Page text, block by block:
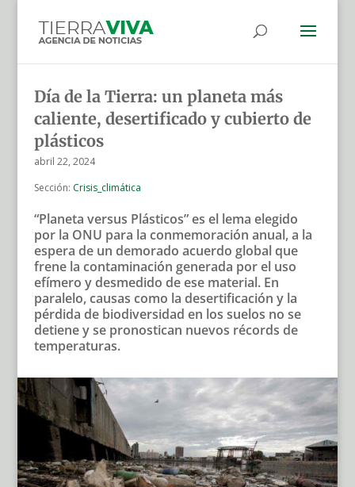
Día de la Tierra: un planeta más
caliente, desertificado y cubierto de
plásticos
abril 22, 2024
Sección: Crisis_climática
“Planeta versus Plásticos” es el lema elegido
por la ONU para la conmemoración anual, a la
espera de un demorado acuerdo global que
frene la contaminación generada por el uso
efímero y desmedido de ese material. En
paralelo, causas como la desertificación y la
pérdida de biodiversidad en los suelos no se
detiene y se pronostican nuevos récords de
temperaturas.